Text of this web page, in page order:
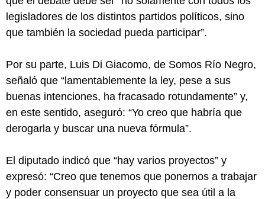
legisladores de los distintos partidos políticos, sino
que también la sociedad pueda participar”.
Por su parte, Luis Di Giacomo, de Somos Río Negro,
señaló que “lamentablemente la ley, pese a sus
buenas intenciones, ha fracasado rotundamente” y,
en este sentido, aseguró: “Yo creo que habría que
derogarla y buscar una nueva fórmula”.
El diputado indicó que “hay varios proyectos” y
expresó: “Creo que tenemos que ponernos a trabajar
y poder consensuar un proyecto que sea útil a la